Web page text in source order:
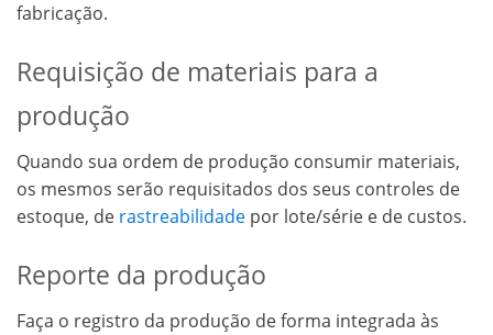
fabricação.
Requisição de materiais para a
produção
Quando sua ordem de produção consumir materiais,
os mesmos serão requisitados dos seus controles de
estoque, de rastreabilidade por lote/série e de custos.
Reporte da produção
Faça o registro da produção de forma integrada às